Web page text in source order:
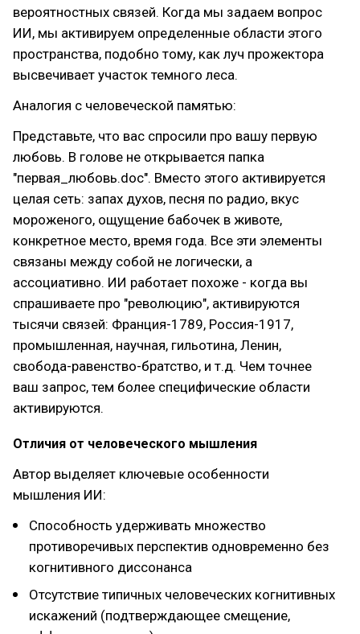
вероятностных связей. Когда мы задаем вопрос
ИИ, мы активируем определенные области этого
пространства, подобно тому, как луч прожектора
высвечивает участок темного леса.
Аналогия с человеческой памятью:
Представьте, что вас спросили про вашу первую
любовь. В голове не открывается папка
"первая_любовь.doc". Вместо этого активируется
целая сеть: запах духов, песня по радио, вкус
мороженого, ощущение бабочек в животе,
конкретное место, время года. Все эти элементы
связаны между собой не логически, а
ассоциативно. ИИ работает похоже - когда вы
спрашиваете про "революцию", активируются
тысячи связей: Франция-1789, Россия-1917,
промышленная, научная, гильотина, Ленин,
свобода-равенство-братство, и т.д. Чем точнее
ваш запрос, тем более специфические области
активируются.
Отличия от человеческого мышления
Автор выделяет ключевые особенности
мышления ИИ:
Способность удерживать множество
противоречивых перспектив одновременно без
когнитивного диссонанса
Отсутствие типичных человеческих когнитивных
искажений (подтверждающее смещение,